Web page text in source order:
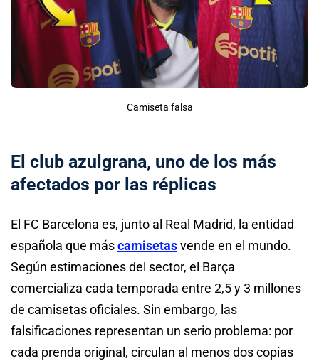
Camiseta falsa
El club azulgrana, uno de los más
afectados por las réplicas
El FC Barcelona es, junto al Real Madrid, la entidad
española que máscamisetasvende en el mundo.
Según estimaciones del sector, el Barça
comercializa cada temporada entre 2,5 y 3 millones
de camisetas oficiales. Sin embargo, las
falsificaciones representan un serio problema: por
cada prenda original, circulan al menos dos copias